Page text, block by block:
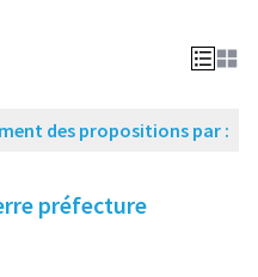
des propositions par :
préfecture